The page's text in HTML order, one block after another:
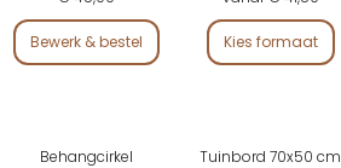
Bewerk & bestel Kies formaat
Behangcirkel
Tuinbord 70x50 cm